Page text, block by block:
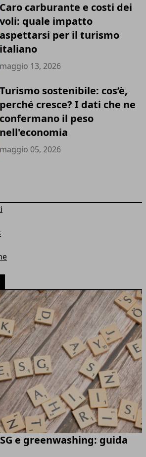
Caro carburante e costi dei
voli: quale impatto
per il turismo
italiano
maggio 13, 2026
sostenibile: cos’è,
cresce? I dati che ne
il peso
05, 2026
e greenwashing: guida